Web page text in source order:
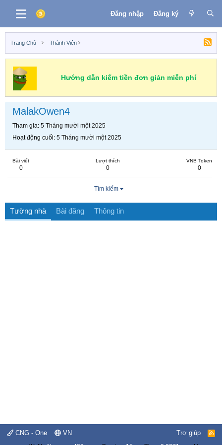
Đăng nhập Đăng ký
Trang Chủ Thành Viên
Hướng dẫn kiếm tiền đơn giản miễn phí
MalakOwen4
Tham gia 5 Tháng mười một 2025
Hoạt động cuối 5 Tháng mười một 2025
Bài viết
0
Lượt thích
0
VNB Token
0
Tìm kiếm
Tường nhà Bài đăng Thông tin
CNG - One VN Trợ giúp
R